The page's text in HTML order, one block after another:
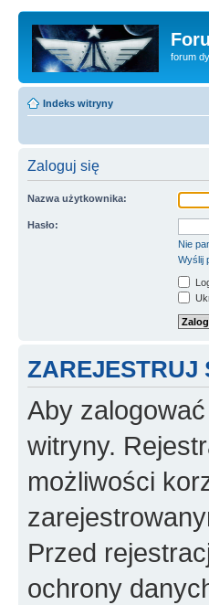
forum
Indeks witryny
Zaloguj się
Nazwa użytkownika:
Hasło:
Nie
Wyślij
ZAREJESTRUJ
Aby
witryny.
możliwości
Przed
ochrony